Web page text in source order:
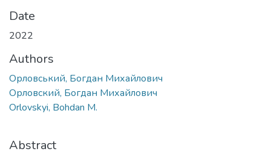
Date
2022
Authors
Орловський, Богдан Михайлович
Орловский, Богдан Михайлович
Orlovskyi, Bohdan M.
Abstract